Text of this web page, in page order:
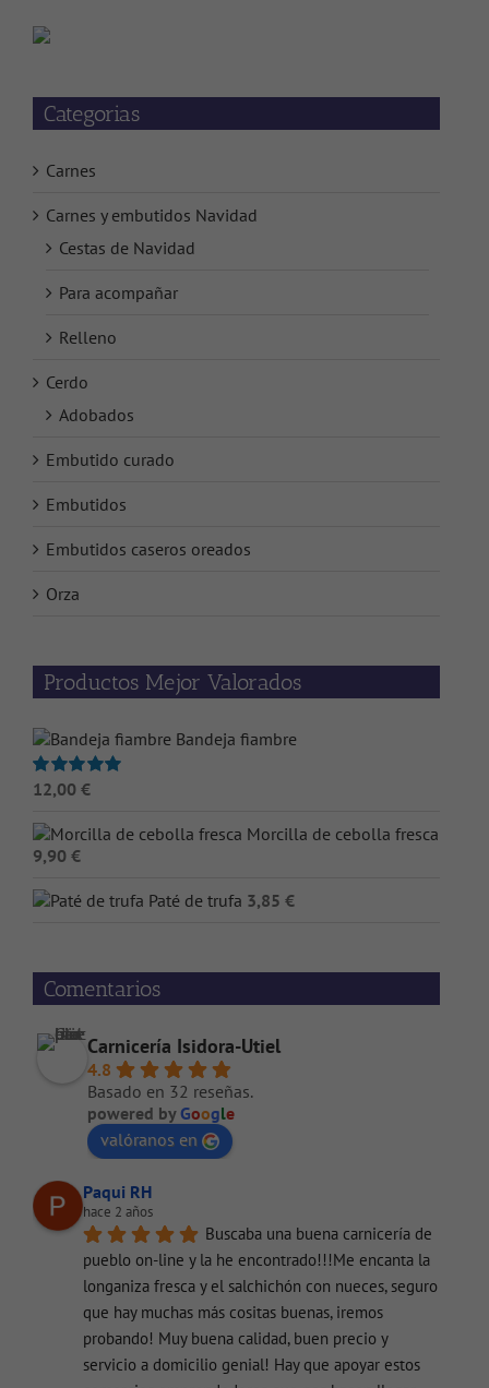
Categorias
Carnes
Carnes y embutidos Navidad
Cestas de Navidad
Para acompañar
Relleno
Cerdo
Adobados
Embutido curado
Embutidos
Embutidos caseros oreados
Orza
Productos Mejor Valorados
Bandeja fiambre
Valorado
12,00 €
Morcilla de cebolla fresca
9,90 €
Paté de trufa 3,85 €
Comentarios
Carnicería Isidora-Utiel
4.8
Basado en 32 reseñas.
powered byGoogle
valóranos en
Paqui RH
hace 2 años
Buscaba una buena carnicería de
pueblo on-line y la he encontrado!!!Me encanta la
longaniza fresca y el salchichón con nueces, seguro
que hay muchas más cositas buenas, iremos
probando! Muy buena calidad, buen precio y
servicio a domicilio genial! Hay que apoyar estos